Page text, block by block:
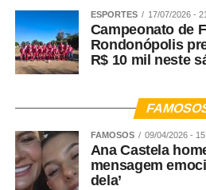
ESPORTES 17/07/2026 -
Campeonato de
Rondonópolis
R$ 10 mil neste
FAMOSOS 09/04/2026 -
Ana Castela
mensagem
dela’